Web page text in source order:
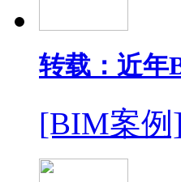
转载：近年
[BIM案例]